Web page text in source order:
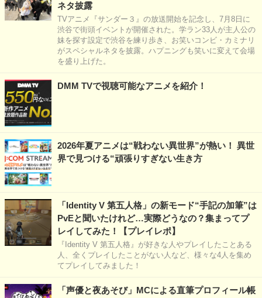
ネタ披露
TVアニメ『サンダー３』の放送開始を記念し、7月8日に
渋谷で街頭イベントが開催された。学ラン33人が主人公の
妹を探す設定で渋谷を練り歩き、お笑いコンビ・カミナリ
がスペシャルネタを披露。ハプニングも笑いに変えて会場
を盛り上げた。
DMM TVで視聴可能なアニメを紹介！
2026年夏アニメは“戦わない異世界”が熱い！ 異世
界で見つける“頑張りすぎない生き方
「Identity V 第五人格」の新モード“手記の加筆”は
PvEと聞いたけれど…実際どうなの？集まってプ
レイしてみた！【プレイレポ】
『Identity V 第五人格』が好きな人やプレイしたことある
人、全くプレイしたことがない人など、様々な4人を集め
てプレイしてみました！
「声優と夜あそび」MCによる直筆プロフィール帳